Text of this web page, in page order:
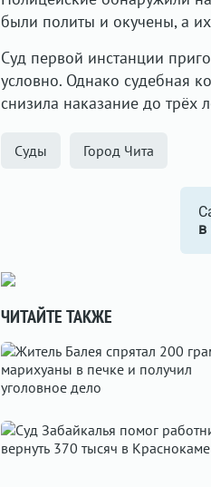
были политы и окучены, а
Суд первой инстанции
условно. Однако судебная
снизила наказание до трёх
Суды Город Чита
в
ЧИТАЙТЕ ТАКЖЕ